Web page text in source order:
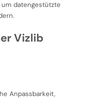
um datengestützte
Vizlib
Anpassbarkeit,